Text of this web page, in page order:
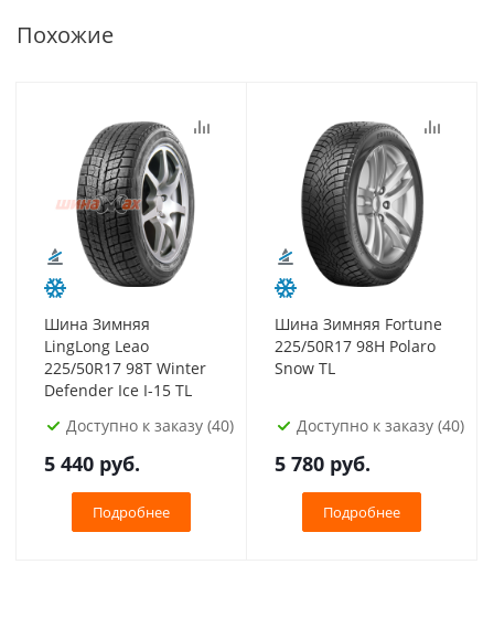
Похожие
Шина Зимняя
LingLong Leao
225/50R17 98T Winter
Defender Ice I-15 TL
Доступно к заказу (40)
5 440 руб.
Подробнее
Шина Зимняя Fortune
225/50R17 98H Polaro
Snow TL
Доступно к заказу (40)
5 780 руб.
Подробнее